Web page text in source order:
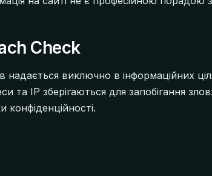
Check
надається виключно в інформаційних
та IP зберігаються для запобігання
конфіденційності.